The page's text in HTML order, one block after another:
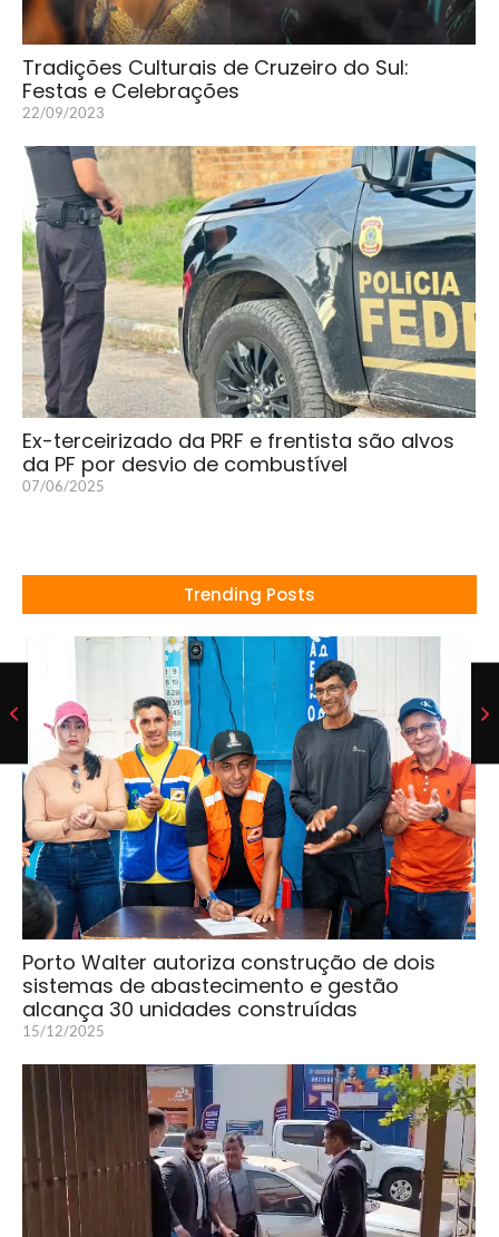
Tradições Culturais de Cruzeiro do Sul:
Festas e Celebrações
22/09/2023
Ex-terceirizado da PRF e frentista são alvos
da PF por desvio de combustível
07/06/2025
Trending Posts
Porto Walter autoriza construção de dois
sistemas de abastecimento e gestão
alcança 30 unidades construídas
15/12/2025